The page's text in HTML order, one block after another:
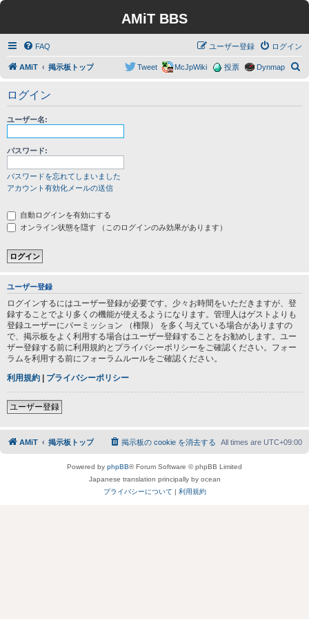
AMiT BBS
FAQ ログイン
ユーザー登録
AMiT 掲示板トップ Dynmap
投票
McJpWiki
Tweet
ログイン
ユーザー名:
パスワード:
パスワードを忘れてしまいました
アカウント有効化メールの送信
自動ログインを有効にする
オンライン状態を隠す （このログインのみ効果があります）
ユーザー登録
ログインするにはユーザー登録が必要です。少々お時間をいただきますが、登
録することでより多くの機能が使えるようになります。管理人はゲストよりも
登録ユーザーにパーミッション （権限） を多く与えている場合がありますの
で、掲示板をよく利用する場合はユーザー登録することをお勧めします。ユー
ザー登録する前に利用規約とプライバシーポリシーをご確認ください。フォー
ラムを利用する前にフォーラムルールをご確認ください。
利用規約 | プライバシーポリシー
ユーザー登録
AMiT 掲示板トップ All times are UTC+09:00
掲示板の cookie を消去する
Powered by phpBB® Forum Software © phpBB Limited
Japanese translation principally by ocean
プライバシーについて | 利用規約